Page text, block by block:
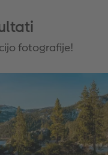
fotografije!